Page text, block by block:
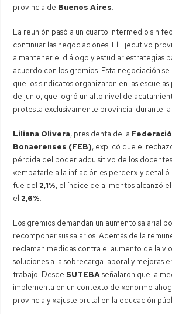
provincia de Buenos Aires.
La reunión pasó a un cuarto intermedio sin
continuar las negociaciones. El Ejecutivo
a mantener el diálogo y estudiar estrategias
acuerdo con los gremios. Esta negociación
que los sindicatos organizaron en las
de junio, que logró un alto nivel de
protesta exclusivamente provincial durante
Liliana Olivera, presidenta de la
Bonaerenses (FEB), explicó que el
pérdida del poder adquisitivo de los
«empatarle a la inflación es perder» y detalló
fue del 2,1%, el índice de alimentos alcanzó el
el 2,6%.
Los gremios demandan un aumento salarial
recomponer sus salarios. Además de la
reclaman medidas contra el aumento de la
soluciones a la sobrecarga laboral y mejoras
trabajo. Desde SUTEBAseñalaron que la
implementa en un contexto de «enorme
provincia y «ajuste brutal en la educación